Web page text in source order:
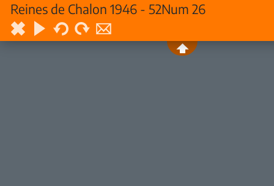
Reines de Chalon 1946 - 52Num 26